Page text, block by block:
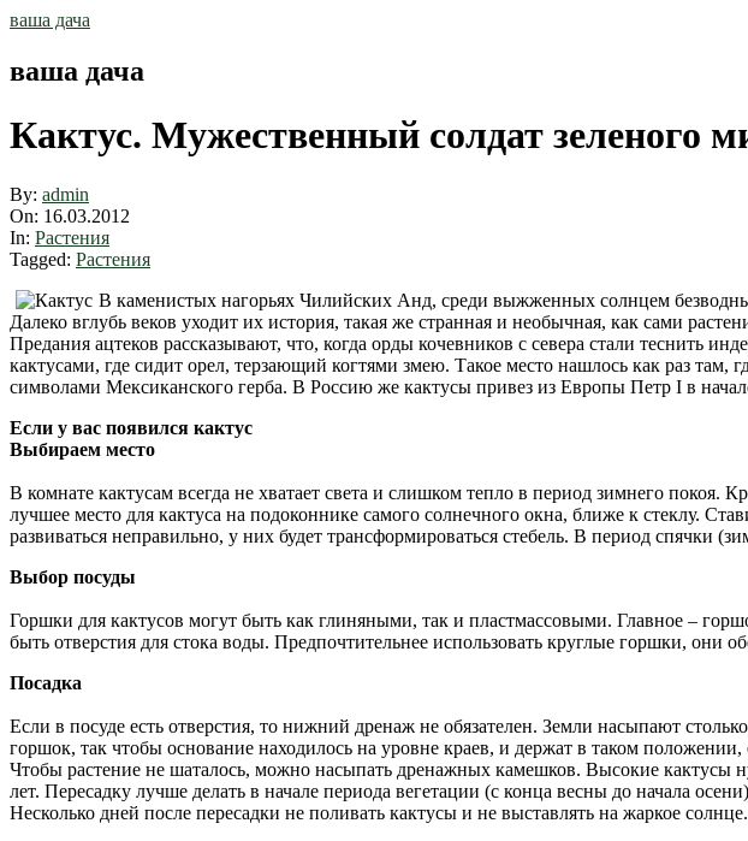
Skip
ваша дача
ваша дача
Кактус. Мужественный солдат зеленого
By: admin
On: 16.03.2012
In: Растения
Tagged: Растения
В каменистых нагорьях Чилийских Анд, среди выжженных солнцем
Далеко вглубь веков уходит их история, такая же странная и необычная, как сами
Предания ацтеков рассказывают, что, когда орды кочевников с севера стали теснить
кактусами, где сидит орел, терзающий когтями змею. Такое место нашлось как раз
символами Мексиканского герба. В Россию же кактусы привез из Европы Петр I в
Если у вас появился кактус
Выбираем место
В комнате кактусам всегда не хватает света и слишком тепло в период зимнего покоя.
лучшее место для кактуса на подоконнике самого солнечного окна, ближе к стеклу.
развиваться неправильно, у них будет трансформироваться стебель. В период спячки
Выбор посуды
Горшки для кактусов могут быть как глиняными, так и пластмассовыми. Главное –
быть отверстия для стока воды. Предпочтительнее использовать круглые горшки, они
Посадка
Если в посуде есть отверстия, то нижний дренаж не обязателен. Земли насыпают
горшок, так чтобы основание находилось на уровне краев, и держат в таком
Чтобы растение не шаталось, можно насыпать дренажных камешков. Высокие кактусы
лет. Пересадку лучше делать в начале периода вегетации (с конца весны до начала
Несколько дней после пересадки не поливать кактусы и не выставлять на жаркое солнце.